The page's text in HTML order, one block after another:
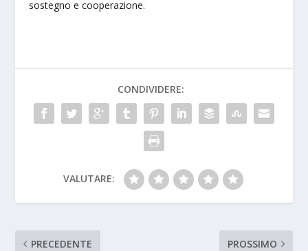
sostegno e cooperazione.
CONDIVIDERE:
VALUTARE:
PRECEDENTE PROSSIMO